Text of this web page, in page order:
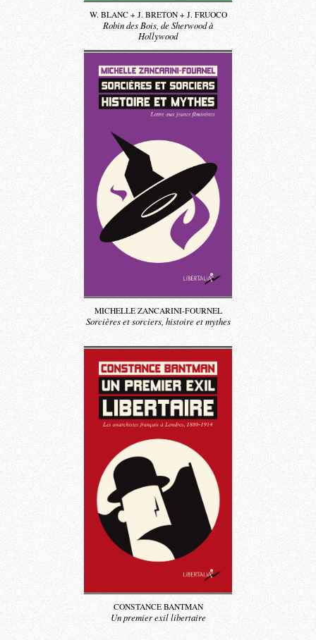
W. BLANC + J. BRETON + J. FRUOCO
Robin des Bois, de Sherwood à
Hollywood
MICHELLE ZANCARINI-FOURNEL
Sorcières et sorciers, histoire et mythes
CONSTANCE BANTMAN
Un premier exil libertaire